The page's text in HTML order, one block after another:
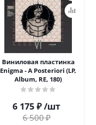
Виниловая пластинка
Enigma - A Posteriori (LP,
Album, RE, 180)
6 175 ₽ /шт
6 500₽